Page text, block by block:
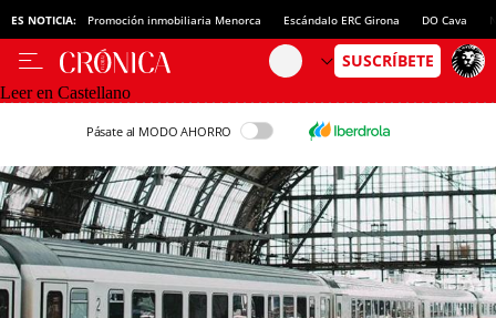
ES NOTICIA: Promoción inmobiliaria Menorca Escándalo ERC Girona DO Cava
Leer en Castellano
Pásate al MODO AHORRO